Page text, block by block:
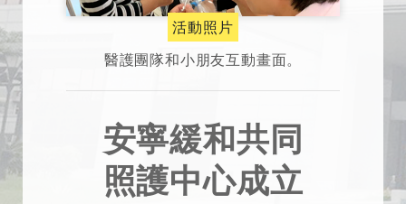
活動照片
醫護團隊和小朋友互動畫面。
安寧緩和共同
照護中心成立